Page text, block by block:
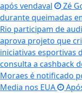
após vendaval
Zé
durante queimadas
Rio participam de
aprova projeto que
iniciativas esportivas
consulta a cashback
Moraes é notificado
Media nos EUA